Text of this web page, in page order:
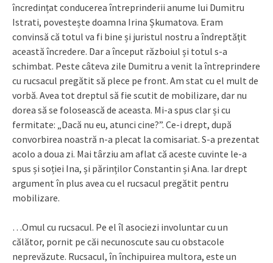
încredințat conducerea întreprinderii anume lui Dumitru
Istrati, povestește doamna Irina Șkumatova. Eram
convinsă că totul va fi bine și juristul nostru a îndreptățit
această încredere. Dar a început războiul și totul s-a
schimbat. Peste câteva zile Dumitru a venit la întreprindere
cu rucsacul pregătit să plece pe front. Am stat cu el mult de
vorbă. Avea tot dreptul să fie scutit de mobilizare, dar nu
dorea să se folosească de aceasta. Mi-a spus clar și cu
fermitate: „Dacă nu eu, atunci cine?”. Ce-i drept, după
convorbirea noastră n-a plecat la comisariat. S-a prezentat
acolo a doua zi. Mai târziu am aflat că aceste cuvinte le-a
spus și soției Ina, și părinților Constantin și Ana. Iar drept
argument în plus avea cu el rucsacul pregătit pentru
mobilizare.
…Omul cu rucsacul. Pe el îl asociezi involuntar cu un
călător, pornit pe căi necunoscute sau cu obstacole
neprevăzute. Rucsacul, în închipuirea multora, este un